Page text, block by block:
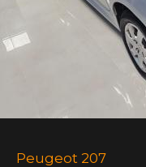
Peugeot 207